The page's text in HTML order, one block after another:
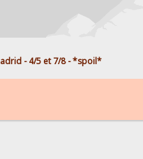
- 4/5 et 7/8 - *spoil*